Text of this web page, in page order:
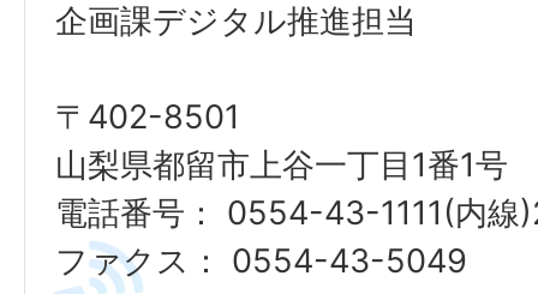
企画課デジタル推進担当
〒402-8501
山梨県都留市上谷一丁目1番1号
電話番号： 0554-43-1111(内
ファクス： 0554-43-5049